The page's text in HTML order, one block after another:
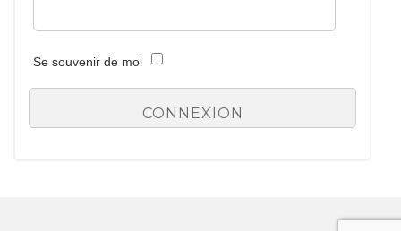
Se souvenir de moi